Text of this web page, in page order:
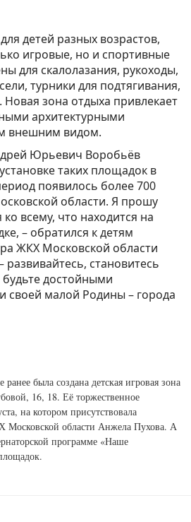
детей разных возрастов,
игровые, но и спортивные
для скалолазания, рукоходы,
турники для подтягивания,
зона отдыха привлекает
архитектурными
внешним видом.
Юрьевич Воробьёв
таких площадок в
появилось более 700
области. Я прошу
всему, что находится на
– обратился к детям
ЖКХ Московской области
развивайтесь, становитесь
достойными
своей малой Родины – города
была создана детская игровая зона
16, 18. Её торжественное
на котором присутствовала
Московской области Анжела Пухова. А
программе «Наше